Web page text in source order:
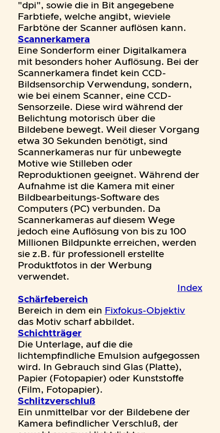
"dpi", sowie die in Bit angegebene
Farbtiefe, welche angibt, wieviele
Farbtöne der Scanner auflösen kann.
Scannerkamera
Eine Sonderform einer Digitalkamera
mit besonders hoher Auflösung. Bei der
Scannerkamera findet kein CCD-
Bildsensorchip Verwendung, sondern,
wie bei einem Scanner, eine CCD-
Sensorzeile. Diese wird während der
Belichtung motorisch über die
Bildebene bewegt. Weil dieser Vorgang
etwa 30 Sekunden benötigt, sind
Scannerkameras nur für unbewegte
Motive wie Stilleben oder
Reproduktionen geeignet. Während der
Aufnahme ist die Kamera mit einer
Bildbearbeitungs-Software des
Computers (PC) verbunden. Da
Scannerkameras auf diesem Wege
jedoch eine Auflösung von bis zu 100
Millionen Bildpunkte erreichen, werden
sie z.B. für professionell erstellte
Produktfotos in der Werbung
verwendet.
Index
Schärfebereich
Bereich in dem ein Fixfokus-Objektiv
das Motiv scharf abbildet.
Schichtträger
Die Unterlage, auf die die
lichtempfindliche Emulsion aufgegossen
wird. In Gebrauch sind Glas (Platte),
Papier (Fotopapier) oder Kunststoffe
(Film, Fotopapier).
Schlitzverschluß
Ein unmittelbar vor der Bildebene der
Kamera befindlicher Verschluß, der